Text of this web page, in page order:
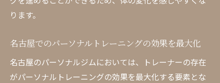
ります。
名古屋でのパーソナルトレーニングの効果を最大化
名古屋のパーソナルジムにおいては、トレーナーの存在
がパーソナルトレーニングの効果を最大化する要素とな